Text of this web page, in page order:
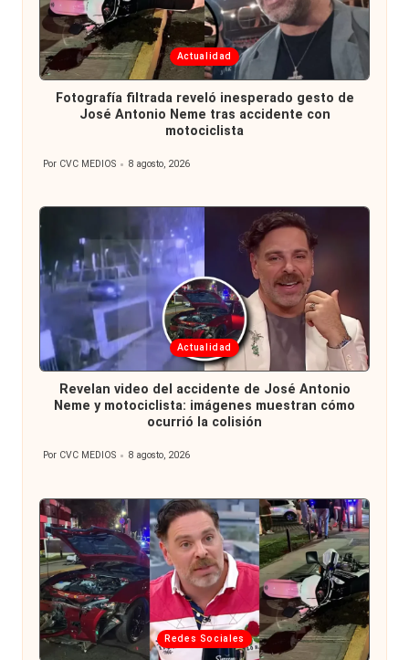
Publicada
en
Actualidad
Fotografía filtrada reveló inesperado gesto de
José Antonio Neme tras accidente con
motociclista
Publicado
Por CVC MEDIOS 8 agosto, 2026
Publicada
en
Actualidad
Revelan video del accidente de José Antonio
Neme y motociclista: imágenes muestran cómo
ocurrió la colisión
Por CVC MEDIOS 8 agosto, 2026
Publicada
Redes Sociales